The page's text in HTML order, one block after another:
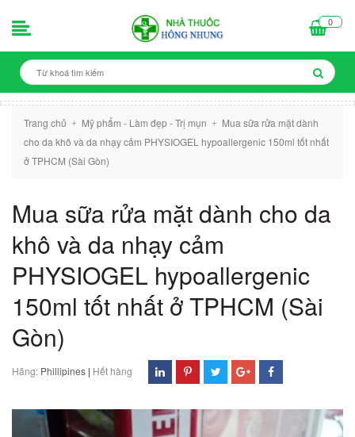
0
Trang chủ + Mỹ phẩm - Làm đẹp - Trị mụn +
Mua sữa rửa mặt dành
cho da khô và da nhạy cảm PHYSIOGEL hypoallergenic 150ml tốt nhất
ở TPHCM (Sài Gòn)
Mua sữa rửa mặt dành cho da
khô và da nhạy cảm
PHYSIOGEL hypoallergenic
150ml tốt nhất ở TPHCM (Sài
Gòn)
Hãng: Phillipines | Hết hàng